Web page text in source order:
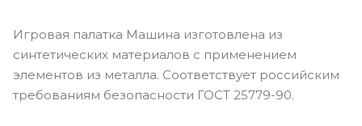
Игровая палатка Машина изготовлена из
синтетических материалов с применением
элементов из металла. Соответствует российским
требованиям безопасности ГОСТ 25779-90.